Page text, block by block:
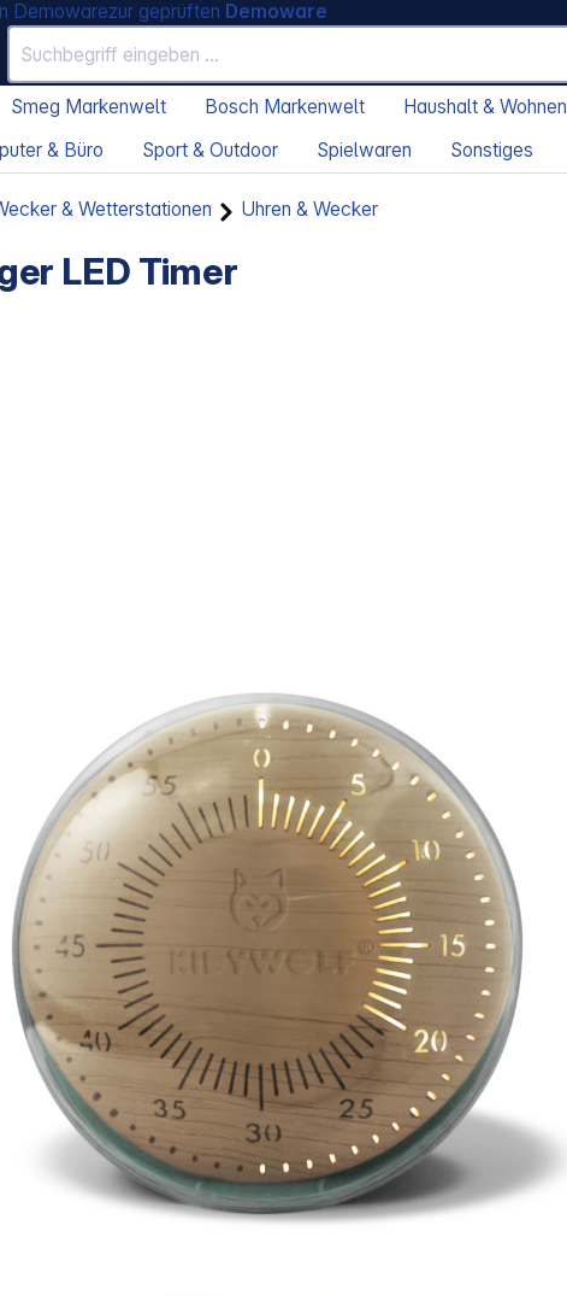
zur geprüften Demoware
Smeg Markenwelt Bosch Markenwelt Haushalt & Wohnen
& Büro Sport & Outdoor Spielwaren Sonstiges
& Wetterstationen Uhren & Wecker
LED Timer